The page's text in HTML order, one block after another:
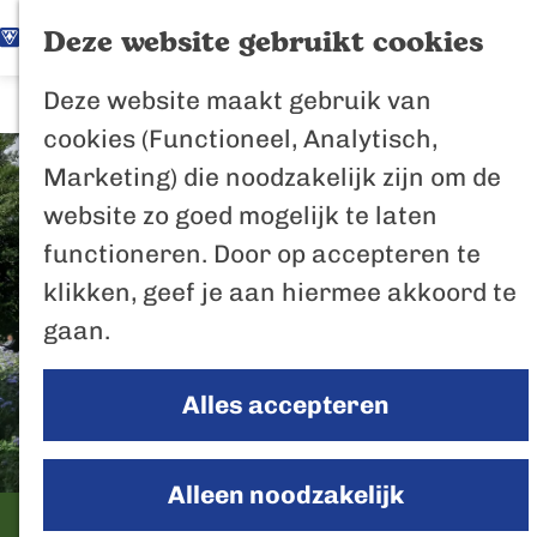
Deze website gebruikt cookies
Deze website maakt gebruik van
cookies (Functioneel, Analytisch,
Marketing) die noodzakelijk zijn om de
website zo goed mogelijk te laten
functioneren. Door op accepteren te
klikken, geef je aan hiermee akkoord te
gaan.
Alles accepteren
Alleen noodzakelijk
n
a
a
r
d
e
h
o
m
e
K
a
r
t
Z
e
k
e
n
e
n
u
Het Biesbosch
Poort naar de
Biesbosch
Bertus de
In de regio
Het
De Efteling
Breda
Oosterhout